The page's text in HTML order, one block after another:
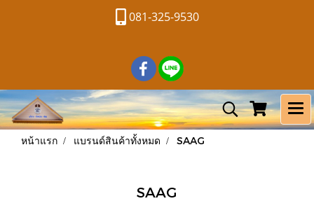
081-325-9530
หน้าแรก แบรนด์สินค้าทั้งหมด SAAG
SAAG